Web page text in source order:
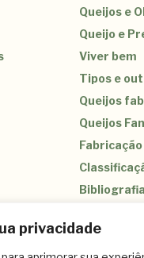
privacidade
Queijos e
Queijo e
Viver bem
Tipos e
Queijos
Queijos
Fabricação
Bibliografia